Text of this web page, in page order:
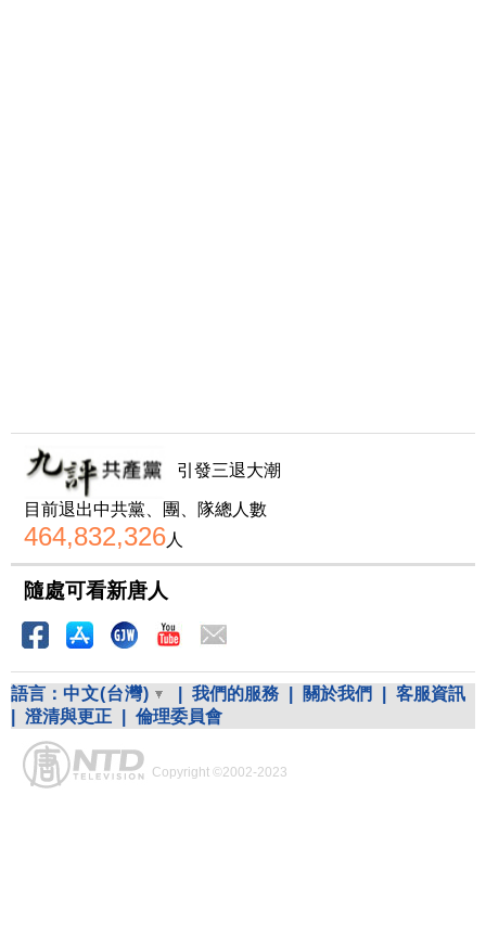
引發三退大潮
目前退出中共黨、團、隊總人數
464,832,326人
隨處可看新唐人
語言： 中文(台灣) 我們的服務 關於我們
客服資訊
澄清與更正 倫理委員會
Copyright ©2002-2023